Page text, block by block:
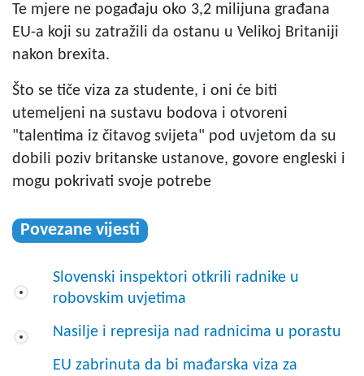
Te mjere ne pogađaju oko 3,2 milijuna građana
EU-a koji su zatražili da ostanu u Velikoj Britaniji
nakon brexita.
Što se tiče viza za studente, i oni će biti
utemeljeni na sustavu bodova i otvoreni
"talentima iz čitavog svijeta" pod uvjetom da su
dobili poziv britanske ustanove, govore engleski i
mogu pokrivati svoje potrebe
Povezane vijesti
Slovenski inspektori otkrili radnike u
robovskim uvjetima
Nasilje i represija nad radnicima u porastu
EU zabrinuta da bi mađarska viza za